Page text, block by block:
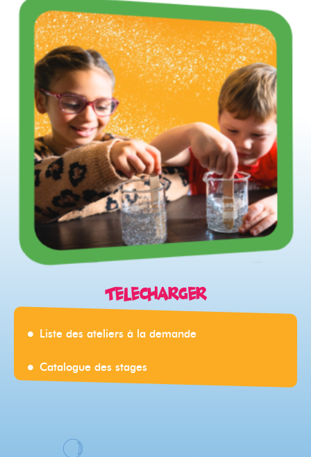
Télécharger
Liste des ateliers à la demande
Catalogue des stages